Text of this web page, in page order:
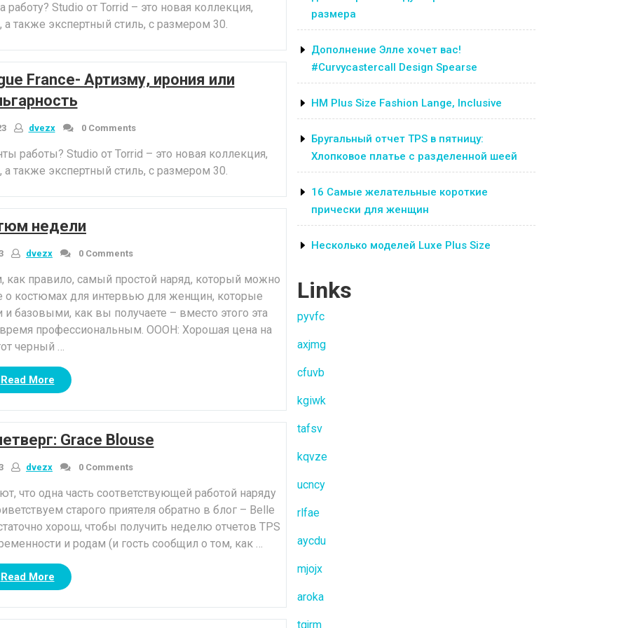
Studio от Torrid – это новая коллекция,
также экспертный стиль, с размером 30.
France- Артизму, ирония или
dvezx 0 Comments
работы? Studio от Torrid – это новая коллекция,
также экспертный стиль, с размером 30.
недели
dvezx 0 Comments
правило, самый простой наряд, который можно
о костюмах для интервью для женщин, которые
базовыми, как вы получаете – вместо этого эта
профессиональным. OOOH: Хорошая цена на
черный …
Read More“Костюм
недели”
Grace Blouse
dvezx 0 Comments
что одна часть соответствующей работой наряду
старого приятеля обратно в блог – Belle
хорош, чтобы получить неделю отчетов TPS
и родам (и гость сообщил о том, как …
Read More“Отчет
TPS
в
четверг:
размера
Дополнение Элле хочет вас!
#Curvycastercall Design Spearse
HM Plus Size Fashion Lange, Inclusive
Бругальный отчет TPS в пятницу:
Хлопковое платье с разделенной шеей
16 Самые желательные короткие
прически для женщин
Несколько моделей Luxe Plus Size
Links
pyvfc
axjmg
cfuvb
kgiwk
tafsv
kqvze
ucncy
rlfae
aycdu
mjojx
aroka
tqjrm